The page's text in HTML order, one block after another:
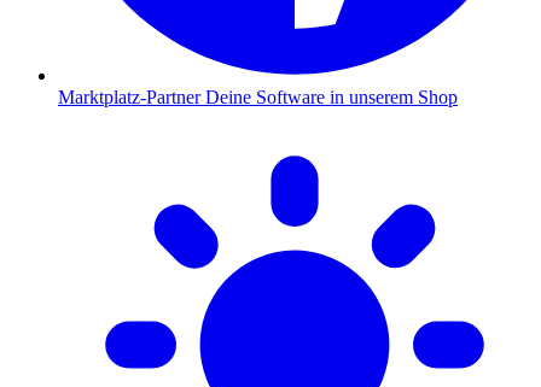
Marktplatz-Partner Deine Software in unserem Shop